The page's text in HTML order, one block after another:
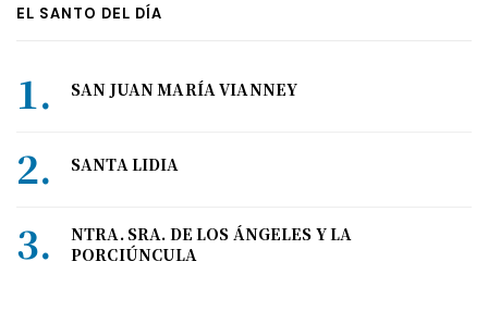
EL SANTO DEL DÍA
SAN JUAN MARÍA VIANNEY
SANTA LIDIA
NTRA. SRA. DE LOS ÁNGELES Y LA
PORCIÚNCULA